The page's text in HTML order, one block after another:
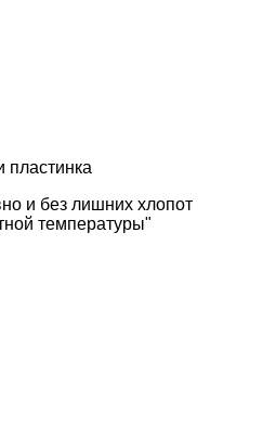
пластинка
и без лишних хлопот
температуры"